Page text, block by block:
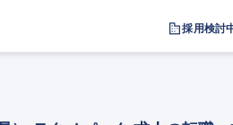
採用検討